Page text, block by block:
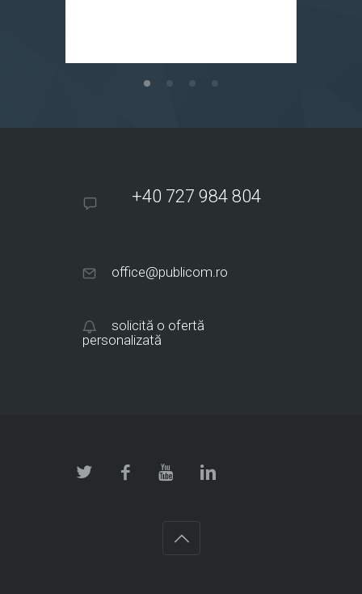
+40 727 984 804
office@publicom.ro
solicită o ofertă
personalizată